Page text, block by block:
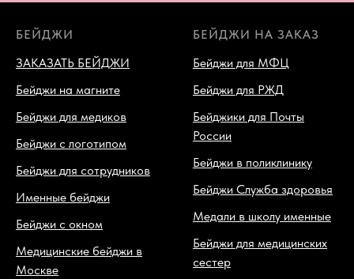
БЕЙДЖИ
ЗАКАЗАТЬ БЕЙДЖИ
Бейджи на магните
Бейджи для медиков
Бейджи с логотипом
Бейджи для сотрудников
Именные бейджи
Бейджи с окном
Медицинские бейджи в
Москве
БЕЙДЖИ НА ЗАКАЗ
Бейджи для МФЦ
Бейджи для РЖД
Бейджики для Почты
России
Бейджи в поликлинику
Бейджи Служба здоровья
Медали в школу именные
Бейджи для медицинских
сестер